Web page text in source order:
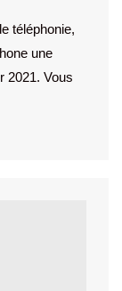
téléphonie,
une
2021. Vous